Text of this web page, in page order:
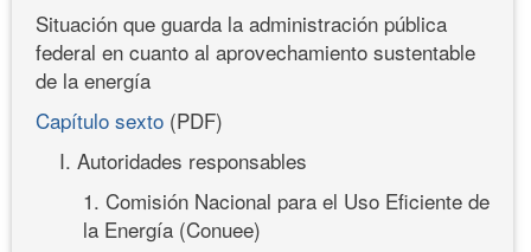
Situación que guarda la administración pública
federal en cuanto al aprovechamiento sustentable
de la energía
Capítulo sexto (PDF)
I. Autoridades responsables
1. Comisión Nacional para el Uso Eficiente de
la Energía (Conuee)